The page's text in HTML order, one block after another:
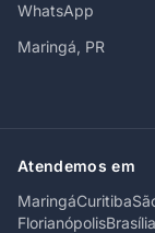
WhatsApp
Maringá, PR
Atendemos em
MaringáCuritiba
FlorianópolisBrasília